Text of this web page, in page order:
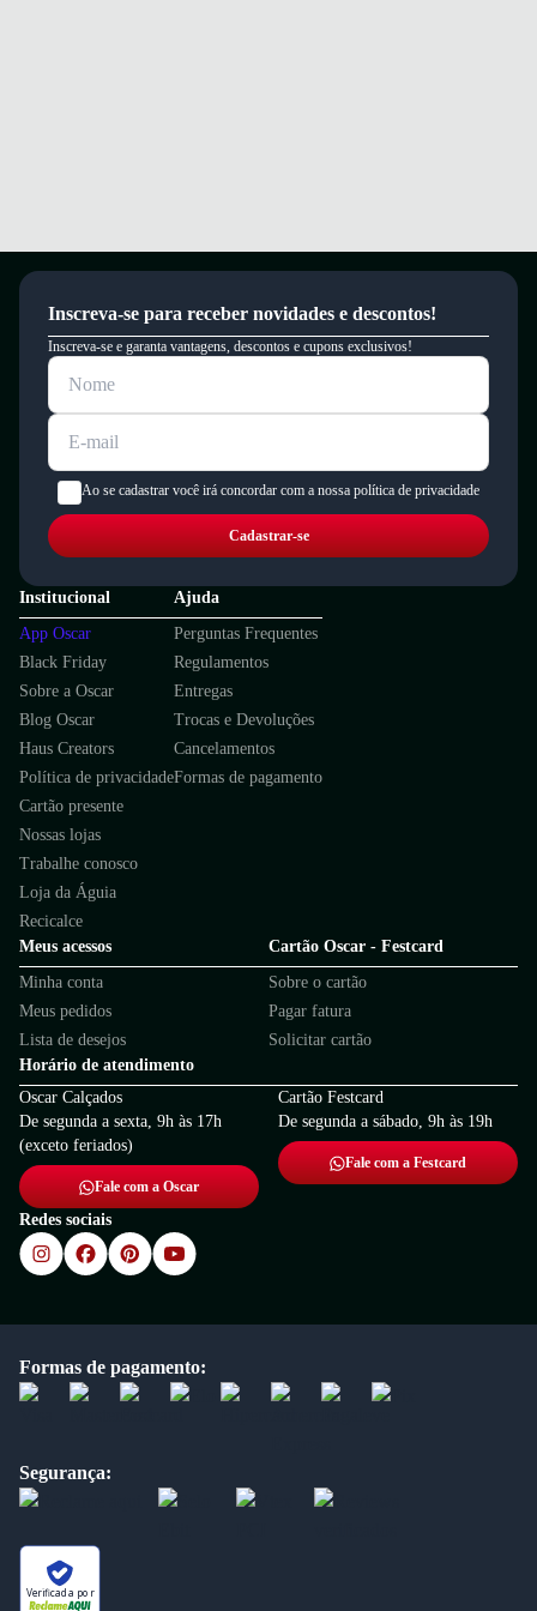
Inscreva-se para receber novidades e descontos!
Inscreva-se e garanta vantagens, descontos e cupons exclusivos!
Ao se cadastrar você irá concordar com a nossa política de privacidade
Cadastrar-se
Institucional
App Oscar
Black Friday
Sobre a Oscar
Blog Oscar
Haus Creators
Política de privacidade
Cartão presente
Nossas lojas
Trabalhe conosco
Loja da Águia
Recicalce
Ajuda
Perguntas Frequentes
Regulamentos
Entregas
Trocas e Devoluções
Cancelamentos
Formas de pagamento
Meus acessos
Minha conta
Meus pedidos
Lista de desejos
Cartão Oscar - Festcard
Sobre o cartão
Pagar fatura
Solicitar cartão
Horário de atendimento
Oscar Calçados
De segunda a sexta, 9h às 17h
(exceto feriados)
Fale com a Oscar
Cartão Festcard
De segunda a sábado, 9h às 19h
Fale com a Festcard
Redes sociais
Formas de pagamento:
Segurança:
Verificada por